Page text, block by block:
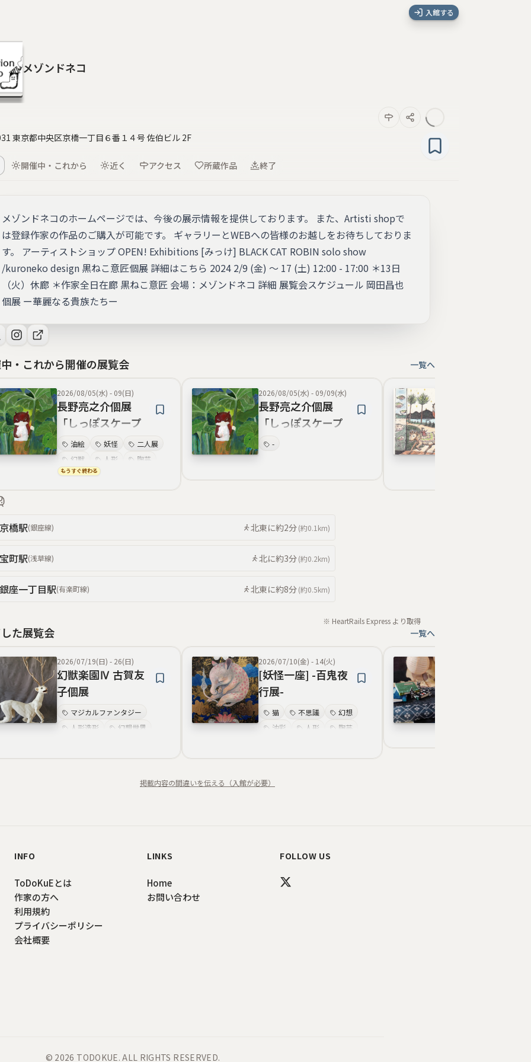
入館する
メゾンドネコ
東京都中央区京橋一丁目６番１４号 佐伯ビル 2F
開催中・これから 近く アクセス 所蔵作品 終了
メゾンドネコのホームページでは、今後の展示情報を提供しております。 また、Artisti shopで
は登録作家の作品のご購入が可能です。 ギャラリーとWEBへの皆様のお越しをお待ちしておりま
す。 アーティストショップ OPEN! Exhibitions [みっけ] BLACK CAT ROBIN solo show
/kuroneko design 黒ねこ意匠個展 ︎詳細はこちら 2024 2/9 (金) 〜 17 (土) 12:00 - 17:00 ＊13日
（火）休廊 ＊作家全日在廊 黒ねこ意匠 会場：メゾンドネコ 詳細 展覧会スケジュール 岡田昌也
個展 ー華麗なる貴族たちー
・これから開催の展覧会 一覧へ
2026/08/05(水) - 09(日)
長野亮之介個展
「しっぽスケープ
（仮）」
油絵 妖怪
二人展
幻獣
人形 陶芸
もうすぐ終わる
2026/08/05(水) - 09/09(水)
長野亮之介個展
「しっぽスケープ
（仮）」
-
京橋駅(銀座線) 北東に約2分(約0.1km)
宝町駅(浅草線) 北に約3分(約0.2km)
銀座一丁目駅(有楽町線) 北東に約8分(約0.5km)
※ HeartRails Express より取得
た展覧会 一覧へ
2026/07/19(日) - 26(日)
幻獣楽園Ⅳ 古賀友
子個展
マジカルファンタジー
人形造形
幻想世界
2026/07/10(金) - 14(火)
[妖怪一座] -百鬼夜
行展-
猫 不思議
幻想
油彩
人形
陶芸
掲載内容の間違いを伝える（入館が必要）
INFO
ToDoKuEとは
作家の方へ
利用規約
プライバシーポリシー
会社概要
LINKS
Home
お問い合わせ
FOLLOW US
© 2026 TODOKUE. ALL RIGHTS RESERVED.